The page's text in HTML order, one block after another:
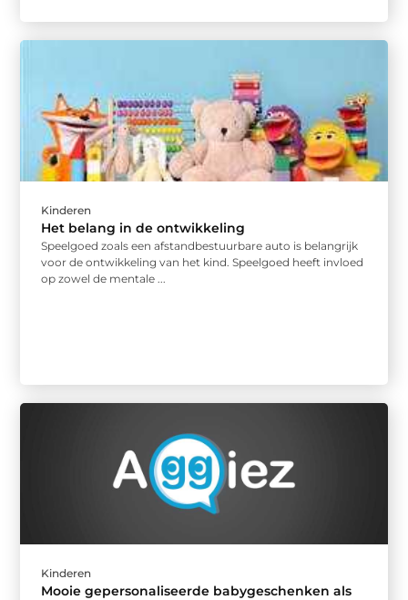
Kinderen
Het belang in de ontwikkeling
Speelgoed zoals een afstandbestuurbare auto is belangrijk
voor de ontwikkeling van het kind. Speelgoed heeft invloed
op zowel de mentale ...
Kinderen
Mooie gepersonaliseerde babygeschenken als